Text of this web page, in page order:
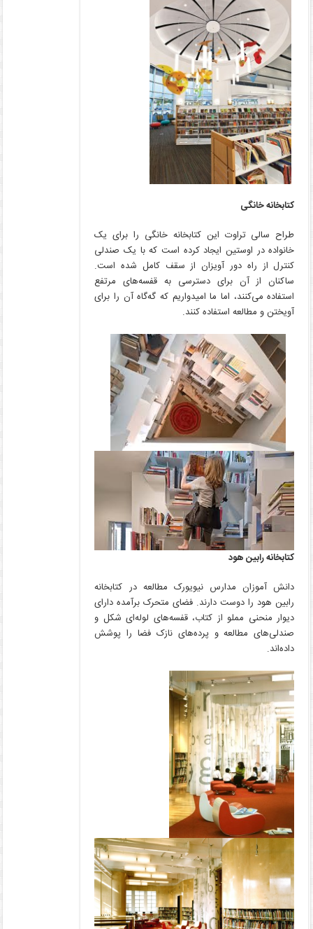
کتابخانه خانگی
طراح سالی تراوت این کتابخانه خانگی را برای یک
خانواده در اوستین ایجاد کرده است که با یک صندلی
کنترل از راه دور آویزان از سقف کامل شده است.
ساکنان از آن برای دسترسی به قفسه‌های مرتفع
استفاده می‌کنند، اما ما امیدواریم که گه‌گاه آن را برای
آویختن و مطالعه استفاده کنند.
کتابخانه رابین هود
دانش آموزان مدارس نیویورک مطالعه در کتابخانه
رابین هود را دوست دارند. فضای متحرک برآمده دارای
دیوار منحنی مملو از کتاب، قفسه‌های لوله‌ای شکل و
صندلی‌های مطالعه و پرده‌های نازک فضا را پوشش
داده‌اند.